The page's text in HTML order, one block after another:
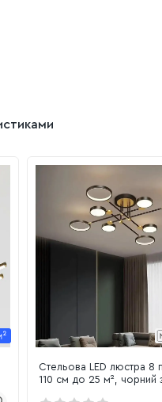
Стельова LED люстра 8
110 см до 25 м², чорний